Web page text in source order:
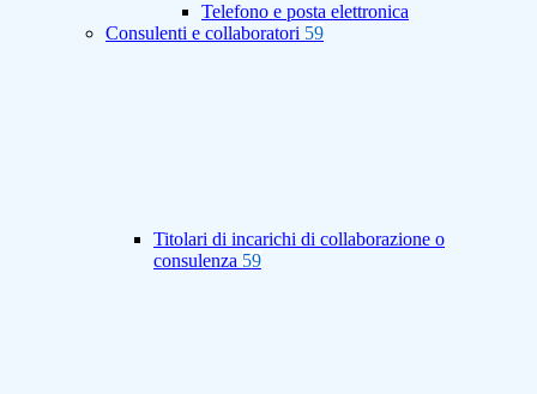
Telefono e posta elettronica
Consulenti e collaboratori 59
Titolari di incarichi di collaborazione o
consulenza 59